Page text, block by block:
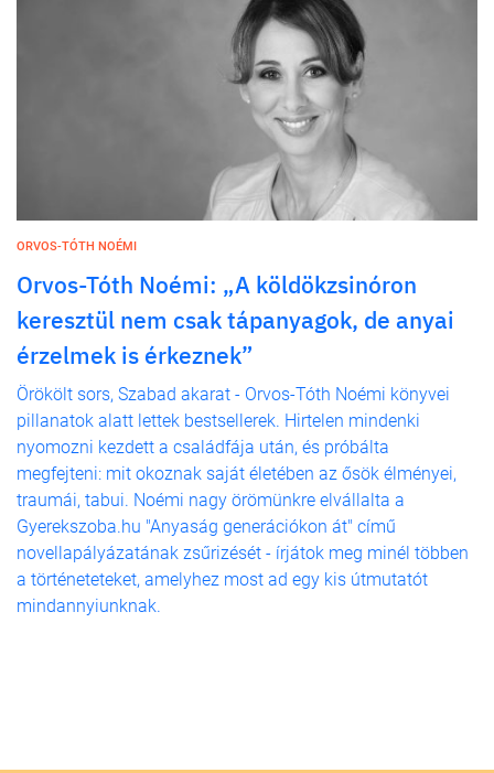
ORVOS-TÓTH NOÉMI
Orvos-Tóth Noémi: „A köldökzsinóron
keresztül nem csak tápanyagok, de anyai
érzelmek is érkeznek”
Örökölt sors, Szabad akarat - Orvos-Tóth Noémi könyvei
pillanatok alatt lettek bestsellerek. Hirtelen mindenki
nyomozni kezdett a családfája után, és próbálta
megfejteni: mit okoznak saját életében az ősök élményei,
traumái, tabui. Noémi nagy örömünkre elvállalta a
Gyerekszoba.hu "Anyaság generációkon át" című
novellapályázatának zsűrizését - írjátok meg minél többen
a történeteteket, amelyhez most ad egy kis útmutatót
mindannyiunknak.